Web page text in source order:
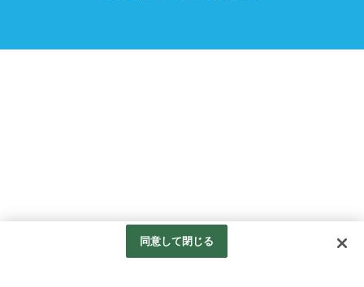
同意して閉じる